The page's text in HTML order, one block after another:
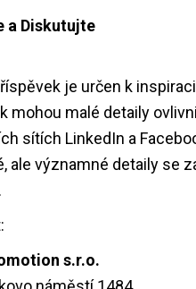
a Diskutujte
je určen k
mohou malé detaily
sítích LinkedIn a
ale významné detaily se
s.r.o.